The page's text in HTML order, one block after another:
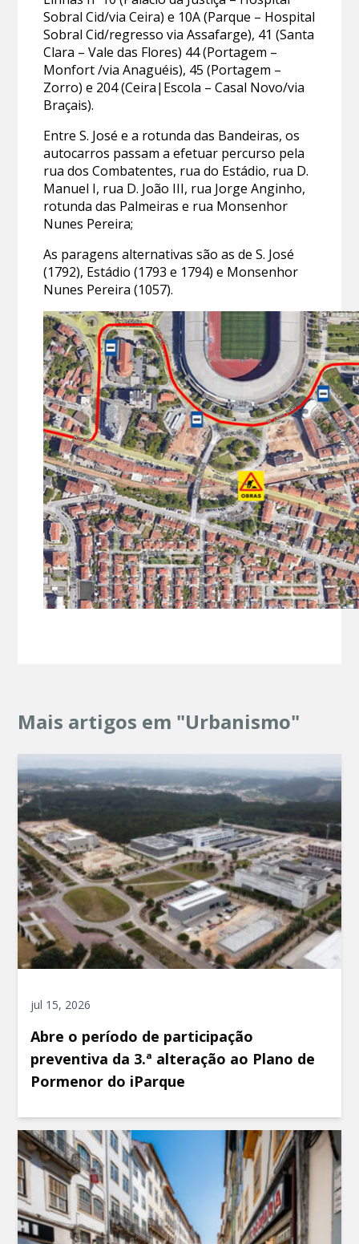
Sobral Cid/via Ceira) e 10A (Parque – Hospital
Sobral Cid/regresso via Assafarge), 41 (Santa
Clara – Vale das Flores) 44 (Portagem –
Monfort /via Anaguéis), 45 (Portagem –
Zorro) e 204 (Ceira|Escola – Casal Novo/via
Braçais).
Entre S. José e a rotunda das Bandeiras, os
autocarros passam a efetuar percurso pela
rua dos Combatentes, rua do Estádio, rua D.
Manuel I, rua D. João III, rua Jorge Anginho,
rotunda das Palmeiras e rua Monsenhor
Nunes Pereira;
As paragens alternativas são as de S. José
(1792), Estádio (1793 e 1794) e Monsenhor
Nunes Pereira (1057).
Mais artigos em "Urbanismo"
jul 15, 2026
Abre o período de participação
preventiva da 3.ª alteração ao Plano de
Pormenor do iParque